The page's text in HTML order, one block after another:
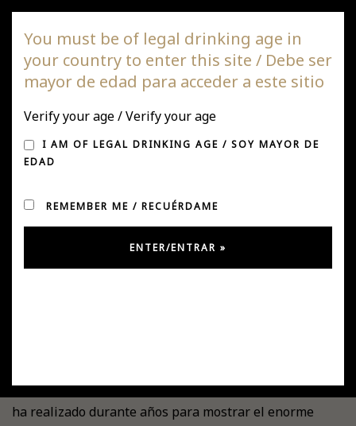
DAGAZ Wines
NEWS AND PRESS
ITATINO 2024 ES RECONOCIDO COMO
EL MEJOR CINSAULT DE LA GUÍA
Itatino 2024 fue distinguido como
esta cepa patrimonial en Chile y el trabajo que Dagaz
ha realizado durante años para mostrar el enorme
You must be of legal drinking age in
your country to enter this site / Debe ser
mayor de edad para acceder a este sitio
Verify your age / Verify your age
I AM OF LEGAL DRINKING AGE / SOY MAYOR DE
EDAD
REMEMBER ME / RECUÉRDAME